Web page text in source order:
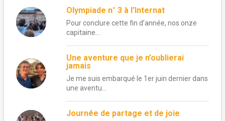
Olympiade n° 3 à l’Internat
Pour conclure cette fin d’année, nos onze
capitaine...
Une aventure que je n’oublierai
jamais
Je me suis embarqué le 1er juin dernier dans
une aventu...
Journée de partage et de joie